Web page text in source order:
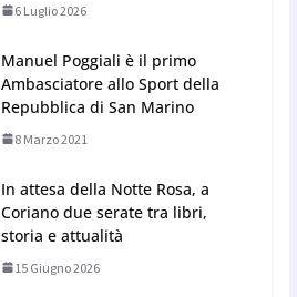
6 Luglio 2026
Manuel Poggiali è il primo
Ambasciatore allo Sport della
Repubblica di San Marino
8 Marzo 2021
In attesa della Notte Rosa, a
Coriano due serate tra libri,
storia e attualità
15 Giugno 2026